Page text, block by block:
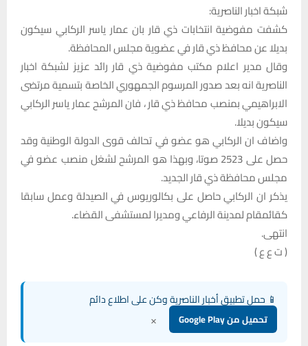
شبكة اخبار الناصرية:
كشفت مفوضية انتخابات ذي قار بان عمار ياسر الركابي سيكون
بديلا عن محافظ ذي قار في عضوية مجلس المحافظة.
وقال مدير اعلام مكتب مفوضية ذي قار رائد عزيز لشبكة اخبار
الناصرية انه بعد صدور المرسوم الجمهوري الخاصة بتسمية مرتضى
الابراهيمي بمنصب محافظ ذي قار ، فان المرشح عمار ياسر الركابي
سيكون بديلا.
واضاف ان الركابي هو عضو في تحالف قوى الدولة الوطنية وقد
حصل على 2523 صوتا، وبهذا هو المرشح لشغل منصب عضو في
مجلس محافظة ذي قار الجديد.
يذكر ان الركابي حاصل على بكالوريوس في الصيدلة وعمل سابقا
كقائمقام لمدينة الرفاعي ومديرا لمستشفى القضاء.
انتهى.
( ت ع ع )
📱 حمل تطبيق أخبار الناصرية وكن على اطلاع دائم
تحميل من Google Play ×